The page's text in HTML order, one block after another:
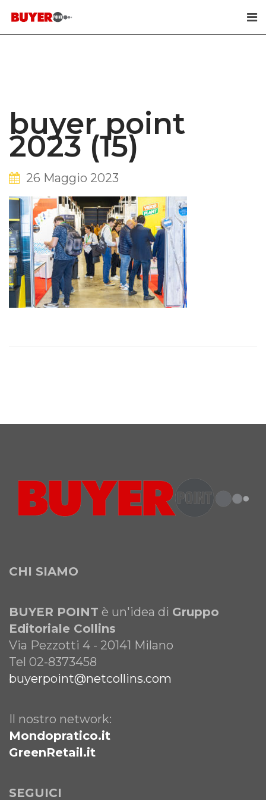
to
buyer point
2023 (15)
26 Maggio 2023
CHI SIAMO
BUYER POINT è un'idea di Gruppo
Editoriale Collins
Via Pezzotti 4 - 20141 Milano
Tel 02-8373458
buyerpoint@netcollins.com
Il nostro network:
Mondopratico.it
GreenRetail.it
SEGUICI